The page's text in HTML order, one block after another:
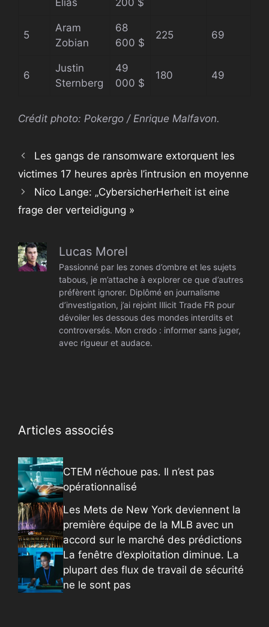
5
Aram
Zobian
68
600 $
225 69
6
Justin
Sternberg
49
000 $
180 49
Crédit photo: Pokergo / Enrique Malfavon.
Les gangs de ransomware extorquent les
victimes 17 heures après l’intrusion en moyenne
Nico Lange: „CybersicherHerheit ist eine
frage der verteidigung »
Lucas Morel
Passionné par les zones d’ombre et les sujets
tabous, je m’attache à explorer ce que d’autres
préfèrent ignorer. Diplômé en journalisme
d’investigation, j’ai rejoint Illicit Trade FR pour
dévoiler les dessous des mondes interdits et
controversés. Mon credo : informer sans juger,
avec rigueur et audace.
Articles associés
CTEM n’échoue pas. Il n’est pas
opérationnalisé
Les Mets de New York deviennent la
première équipe de la MLB avec un
accord sur le marché des prédictions
La fenêtre d’exploitation diminue. La
plupart des flux de travail de sécurité
ne le sont pas